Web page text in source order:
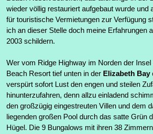
wieder völlig restauriert aufgebaut wurde und
für touristische Vermietungen zur Verfügung
ich an dieser Stelle doch meine Erfahrungen
2003 schildern.
Wer vom Ridge Highway im Norden der
Beach Resort tief unten in der Elizabeth Bay
verspürt sofort Lust den engen und steilen
hinunterzufahren, denn allzu einladend
den großzügig eingestreuten Villen und dem
liegenden großen Pool durch das satte Grün
Hügel. Die 9 Bungalows mit ihren 38